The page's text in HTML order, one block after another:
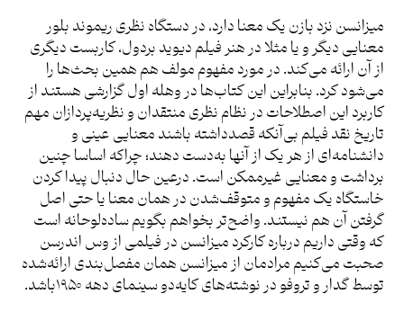
میزانسن نزد بازن یک معنا دارد، در دستگاه نظری ریموند بلور
معنایی دیگر و یا مثلا در هنر فیلم دیوید بردول، کاربست دیگری
از آن ارائه می‌کند. در مورد مفهوم مولف هم همین بحث‌ها را
می‌شود کرد. بنابراین این کتاب‌ها در وهله اول گزارشی هستند از
کاربرد این اصطلاحات در نظام نظری منتقدان و نظریه‌پردازان مهم
تاریخ نقد فیلم بی‌آنکه قصدداشته باشند معنایی عینی و
دانشنامه‌ای از هر یک از آنها به‌دست دهند؛ چراکه اساسا چنین
برداشت و معنایی غیرممکن است. درعین حال دنبال پیدا کردن
خاستگاه یک مفهوم و متوقف‌شدن در همان معنا یا حتی اصل
گرفتن آن هم نیستند. واضح‌تر بخواهم بگویم ساده‌لوحانه است
که وقتی داریم درباره کارکرد میزانسن در فیلمی از وس اندرسن
صحبت می‌کنیم مرادمان از میزانسن همان مفصل‌بندی ارائه‌شده
توسط گدار و تروفو در نوشته‌های کایه‌دو سینمای دهه ۱۹۵۰باشد.